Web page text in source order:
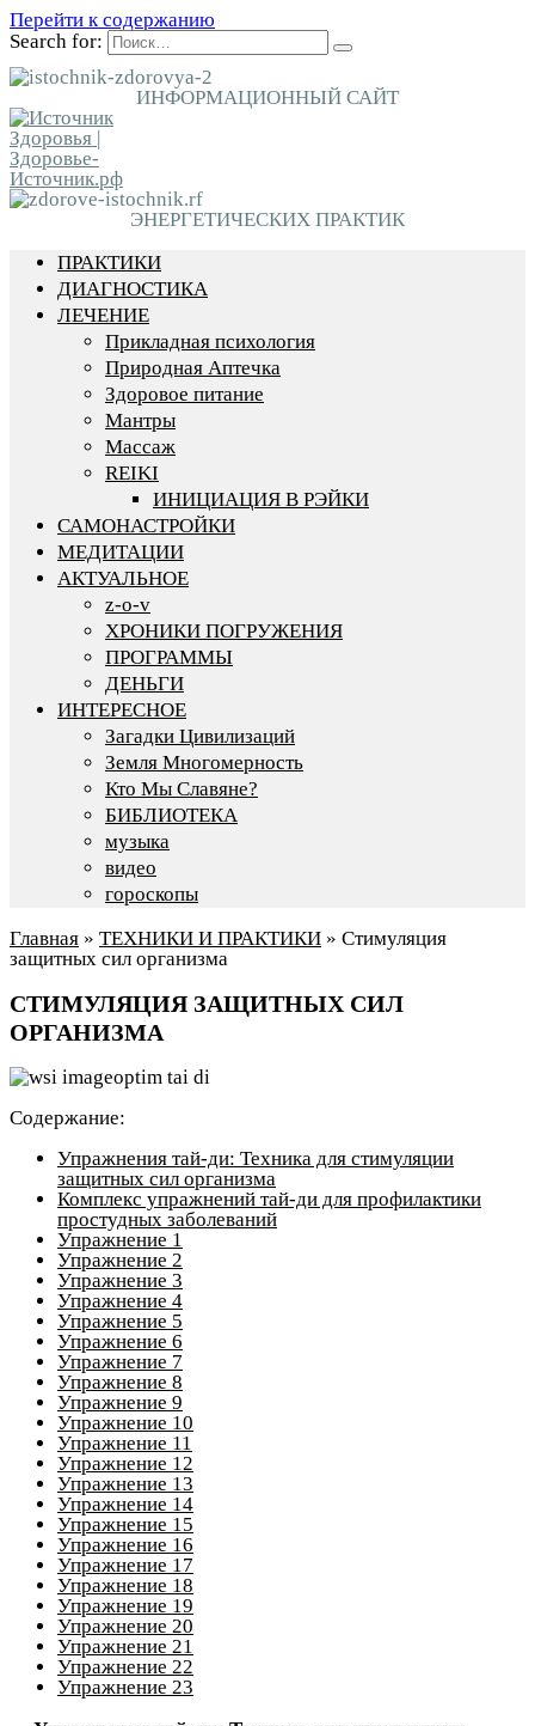
Перейти к содержанию
Search for:
ИНФОРМАЦИОННЫЙ САЙТ
ЭНЕРГЕТИЧЕСКИХ ПРАКТИК
ПРАКТИКИ
ДИАГНОСТИКА
ЛЕЧЕНИЕ
Прикладная психология
Природная Аптечка
Здоровое питание
Мантры
Массаж
REIKI
ИНИЦИАЦИЯ В РЭЙКИ
САМОНАСТРОЙКИ
МЕДИТАЦИИ
АКТУАЛЬНОЕ
z-o-v
ХРОНИКИ ПОГРУЖЕНИЯ
ПРОГРАММЫ
ДЕНЬГИ
ИНТЕРЕСНОЕ
Загадки Цивилизаций
Земля Многомерность
Кто Мы Славяне?
БИБЛИОТЕКА
музыка
видео
гороскопы
Главная » ТЕХНИКИ И ПРАКТИКИ » Стимуляция
защитных сил организма
СТИМУЛЯЦИЯ ЗАЩИТНЫХ СИЛ
ОРГАНИЗМА
Содержание:
Упражнения тай-ди: Техника для стимуляции
защитных сил организма
Комплекс упражнений тай-ди для профилактики
простудных заболеваний
Упражнение 1
Упражнение 2
Упражнение 3
Упражнение 4
Упражнение 5
Упражнение 6
Упражнение 7
Упражнение 8
Упражнение 9
Упражнение 10
Упражнение 11
Упражнение 12
Упражнение 13
Упражнение 14
Упражнение 15
Упражнение 16
Упражнение 17
Упражнение 18
Упражнение 19
Упражнение 20
Упражнение 21
Упражнение 22
Упражнение 23